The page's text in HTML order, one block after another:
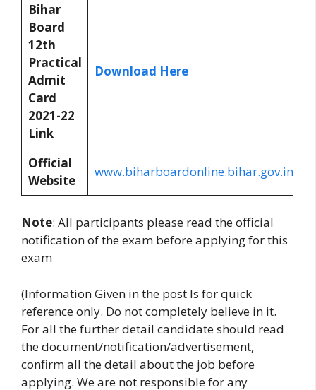
Bihar
Board
12th
Practical
Admit
Card
2021-22
Link
Download Here
Official
Website
www.biharboardonline.bihar.gov.in
Note: All participants please read the official
notification of the exam before applying for this
exam
(Information Given in the post Is for quick
reference only. Do not completely believe in it.
For all the further detail candidate should read
the document/notification/advertisement,
confirm all the detail about the job before
applying. We are not responsible for any